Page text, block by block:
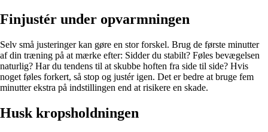
Finjustér under opvarmningen
Selv små justeringer kan gøre en stor forskel. Brug de første minutter
af din træning på at mærke efter: Sidder du stabilt? Føles bevægelsen
naturlig? Har du tendens til at skubbe hoften fra side til side? Hvis
noget føles forkert, så stop og justér igen. Det er bedre at bruge fem
minutter ekstra på indstillingen end at risikere en skade.
Husk kropsholdningen